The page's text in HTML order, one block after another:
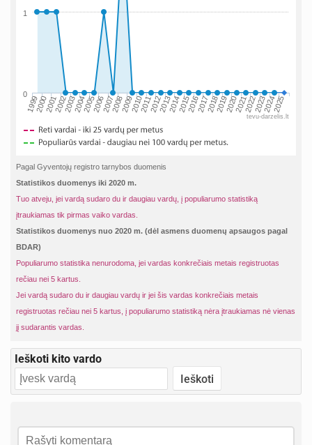
199920002001200220032004200520062007200820092010201120122013201420152016201720182019202020212022202320242025
0
1
tevu-darzelis.lt
Pagal Gyventojų registro tarnybos duomenis
Statistikos duomenys iki 2020 m.
Tuo atveju, jei vardą sudaro du ir daugiau vardų, į populiarumo statistiką
įtraukiamas tik pirmas vaiko vardas.
Statistikos duomenys nuo 2020 m. (dėl asmens duomenų apsaugos pagal
BDAR)
Populiarumo statistika nenurodoma, jei vardas konkrečiais metais registruotas
rečiau nei 5 kartus.
Jei vardą sudaro du ir daugiau vardų ir jei šis vardas konkrečiais metais
registruotas rečiau nei 5 kartus, į populiarumo statistiką nėra įtraukiamas nė vienas
jį sudarantis vardas.
Ieškoti kito vardo